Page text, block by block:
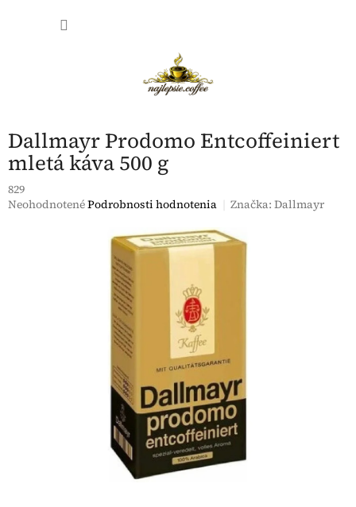
Dallmayr Prodomo Entcoffeiniert
mletá káva 500 g
829
Priemerné
NeohodnotenéPodrobnosti hodnotenia Značka:Dallmayr